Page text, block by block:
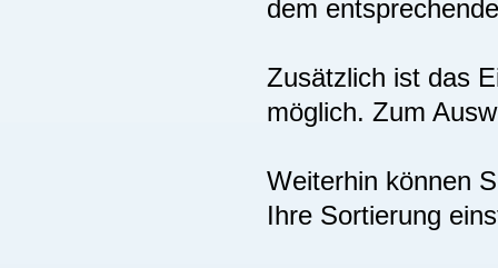
dem
Zusätzlich ist das
möglich. Zum
Weiterhin können
Ihre Sortierung